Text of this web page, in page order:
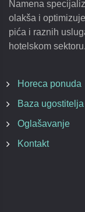
Namena
olakša i
pića i raznih
hotelskom sektoru.
Horeca ponuda
Baza
Oglašavanje
Kontakt